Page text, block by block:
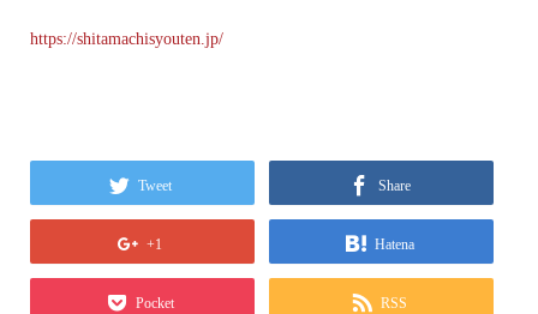
https://shitamachisyouten.jp/
Tweet Share
+1 Hatena
Pocket RSS